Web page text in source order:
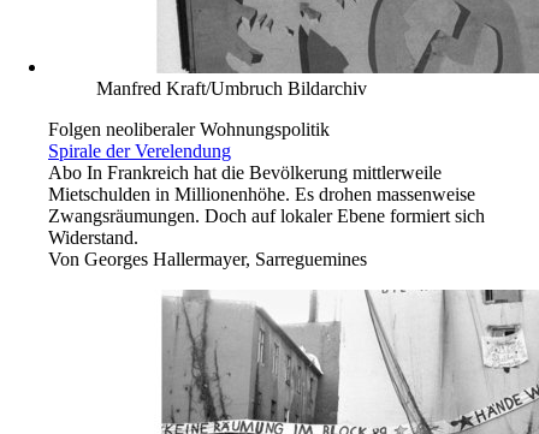
Manfred Kraft/Umbruch Bildarchiv
Folgen neoliberaler Wohnungspolitik
Spirale der Verelendung
Abo In Frankreich hat die Bevölkerung mittlerweile
Mietschulden in Millionenhöhe. Es drohen massenweise
Zwangsräumungen. Doch auf lokaler Ebene formiert sich
Widerstand.
Von Georges Hallermayer, Sarreguemines